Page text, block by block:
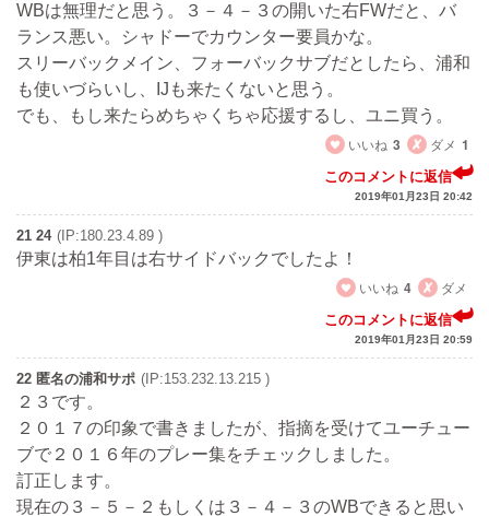
WBは無理だと思う。３－４－３の開いた右FWだと、バ
ランス悪い。シャドーでカウンター要員かな。
スリーバックメイン、フォーバックサブだとしたら、浦和
も使いづらいし、IJも来たくないと思う。
でも、もし来たらめちゃくちゃ応援するし、ユニ買う。
いいね 3 ダメ 1
このコメントに返信
2019年01月23日 20:42
21 24 (IP:180.23.4.89 )
伊東は柏1年目は右サイドバックでしたよ！
いいね 4 ダメ
このコメントに返信
2019年01月23日 20:59
22 匿名の浦和サポ (IP:153.232.13.215 )
２３です。
２０１７の印象で書きましたが、指摘を受けてユーチュー
ブで２０１６年のプレー集をチェックしました。
訂正します。
現在の３－５－２もしくは３－４－３のWBできると思い